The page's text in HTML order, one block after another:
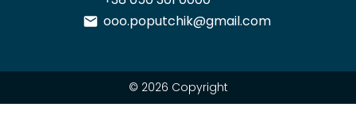
ooo.poputchik@gmail.com
© 2026 Copyright